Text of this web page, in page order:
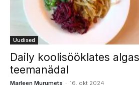
Uudised
Daily koolisööklates
teemanädal
Marleen Murumets - 16. okt 2024